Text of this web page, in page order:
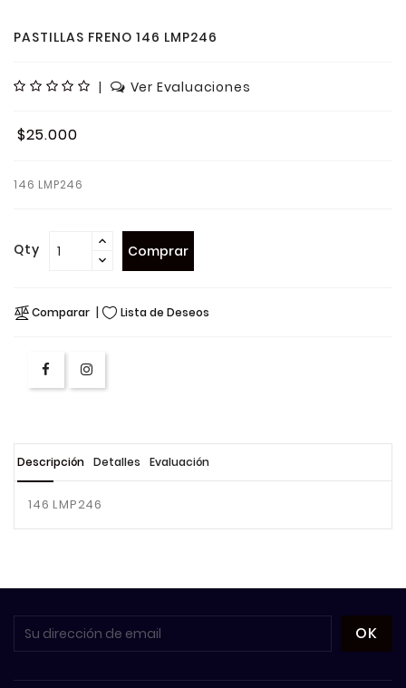
PASTILLAS FRENO 146 LMP246
| Ver Evaluaciones
$25.000
146 LMP246
Qty Comprar
Comparar Lista de Deseos
Descripción Detalles Evaluación
146 LMP246